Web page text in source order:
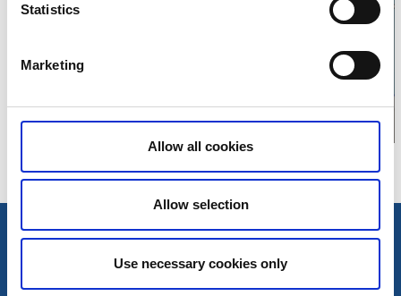
Statistics
Marketing
Allow all cookies
Allow selection
Use necessary cookies only